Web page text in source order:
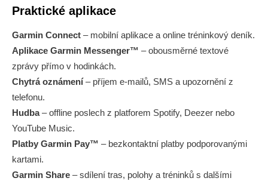
Praktické aplikace
Garmin Connect – mobilní aplikace a online tréninkový deník.
Aplikace Garmin Messenger™ – obousměrné textové
zprávy přímo v hodinkách.
Chytrá oznámení– příjem e-mailů, SMS a upozornění z
telefonu.
Hudba– offline poslech z platforem Spotify, Deezer nebo
YouTube Music.
Platby Garmin Pay™ – bezkontaktní platby podporovanými
kartami.
Garmin Share – sdílení tras, polohy a tréninků s dalšími